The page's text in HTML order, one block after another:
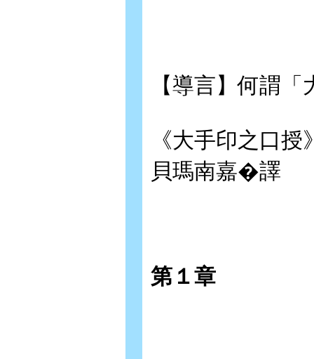
【導言】何謂
《大手印之口
貝瑪南嘉�譯
第１章